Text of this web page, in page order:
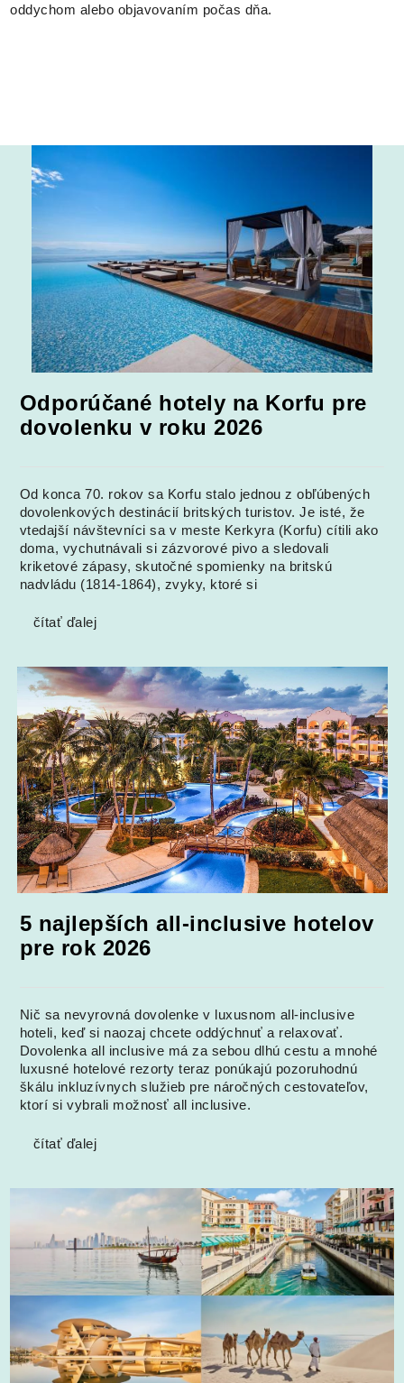
oddychom alebo objavovaním počas dňa.
Odporúčané hotely na Korfu pre
dovolenku v roku 2026
Od konca 70. rokov sa Korfu stalo jednou z obľúbených
dovolenkových destinácií britských turistov. Je isté, že
vtedajší návštevníci sa v meste Kerkyra (Korfu) cítili ako
doma, vychutnávali si zázvorové pivo a sledovali
kriketové zápasy, skutočné spomienky na britskú
nadvládu (1814-1864), zvyky, ktoré si
čítať ďalej
5 najlepších all-inclusive hotelov
pre rok 2026
Nič sa nevyrovná dovolenke v luxusnom all-inclusive
hoteli, keď si naozaj chcete oddýchnuť a relaxovať.
Dovolenka all inclusive má za sebou dlhú cestu a mnohé
luxusné hotelové rezorty teraz ponúkajú pozoruhodnú
škálu inkluzívnych služieb pre náročných cestovateľov,
ktorí si vybrali možnosť all inclusive.
čítať ďalej